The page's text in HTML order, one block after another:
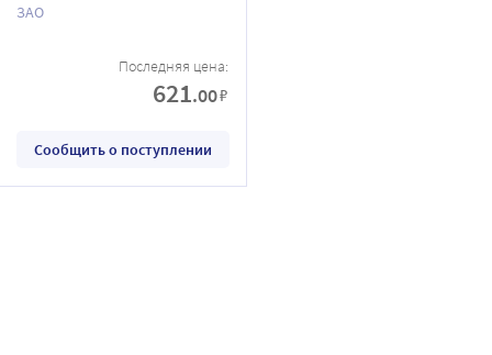
ЗАО
Последняя цена:
621.00₽
Сообщить о поступлении